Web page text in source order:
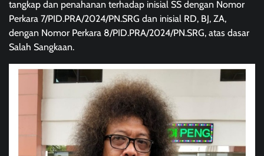
tangkap dan penahanan terhadap inisial SS dengan Nomor
Perkara 7/PID.PRA/2024/PN.SRG dan inisial RD, BJ, ZA,
dengan Nomor Perkara 8/PID.PRA/2024/PN.SRG, atas dasar
Salah Sangkaan.